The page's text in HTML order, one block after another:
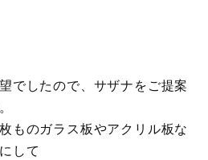
でしたので、サザナをご提案
ものガラス板やアクリル板な
して